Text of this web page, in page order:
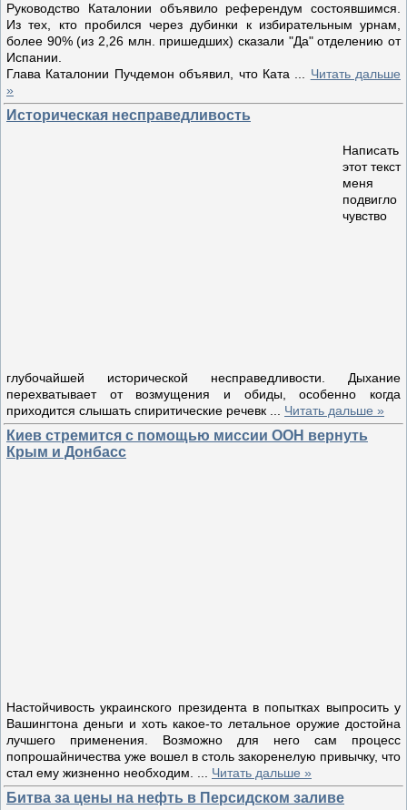
Руководство Каталонии объявило референдум состоявшимся.
Из тех, кто пробился через дубинки к избирательным урнам,
более 90% (из 2,26 млн. пришедших) сказали "Да" отделению от
Испании.
Глава Каталонии Пучдемон объявил, что Ката
Читать дальше
»
Историческая несправедливость
Написать
этот текст
меня
подвигло
чувство
глубочайшей исторической несправедливости. Дыхание
перехватывает от возмущения и обиды, особенно когда
приходится слышать спиритические речевк
Читать дальше »
Киев стремится с помощью миссии ООН вернуть
Крым и Донбасс
Настойчивость украинского президента в попытках выпросить у
Вашингтона деньги и хоть какое-то летальное оружие достойна
лучшего применения. Возможно для него сам процесс
попрошайничества уже вошел в столь закоренелую привычку, что
стал ему жизненно необходим.
Читать дальше »
Битва за цены на нефть в Персидском заливе